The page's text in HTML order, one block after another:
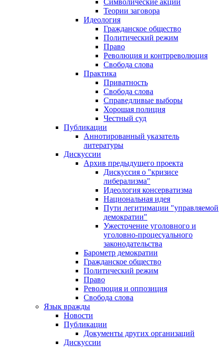
Символические акции
Теории заговора
Идеология
Гражданское общество
Политический режим
Право
Революция и контрреволюция
Свобода слова
Практика
Приватность
Свобода слова
Справедливые выборы
Хорошая полиция
Честный суд
Публикации
Аннотированный указатель
литературы
Дискуссии
Архив предыдущего проекта
Дискуссия о "кризисе
либерализма"
Идеология консерватизма
Национальная идея
Пути легитимации "управляемой
демократии"
Ужесточение уголовного и
уголовно-процесуального
законодательства
Барометр демократии
Гражданское общество
Политический режим
Право
Революция и оппозиция
Свобода слова
Язык вражды
Новости
Публикации
Документы других организаций
Дискуссии